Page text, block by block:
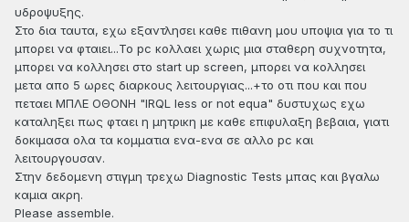
υδροψυξης.
Στο δια ταυτα, εχω εξαντλησει καθε πιθανη μου υποψια για το τι
μπορει να φταιει...Το pc κολλαει χωρις μια σταθερη συχνοτητα,
μπορει να κολλησει στο start up screen, μπορει να κολλησει
μετα απο 5 ωρες διαρκους λειτουργιας...+το οτι που και που
πεταει ΜΠΛΕ ΟΘΟΝΗ "IRQL less or not equa" δυστυχως εχω
καταληξει πως φταει η μητρικη με καθε επιφυλαξη βεβαια, γιατι
δοκιμασα ολα τα κομματια ενα-ενα σε αλλο pc και
λειτουργουσαν.
Στην δεδομενη στιγμη τρεχω Diagnostic Tests μπας και βγαλω
καμια ακρη.
Please assemble.